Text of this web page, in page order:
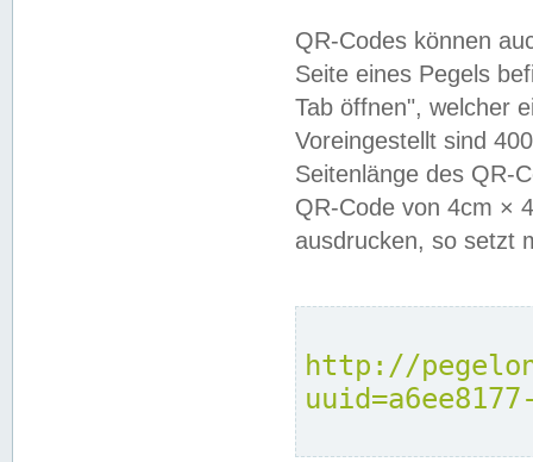
QR-Codes können
Seite eines Pegels
Tab öffnen", welcher
Voreingestellt sind
Seitenlänge des QR-
QR-Code von 4cm ×
ausdrucken, so setzt
http://